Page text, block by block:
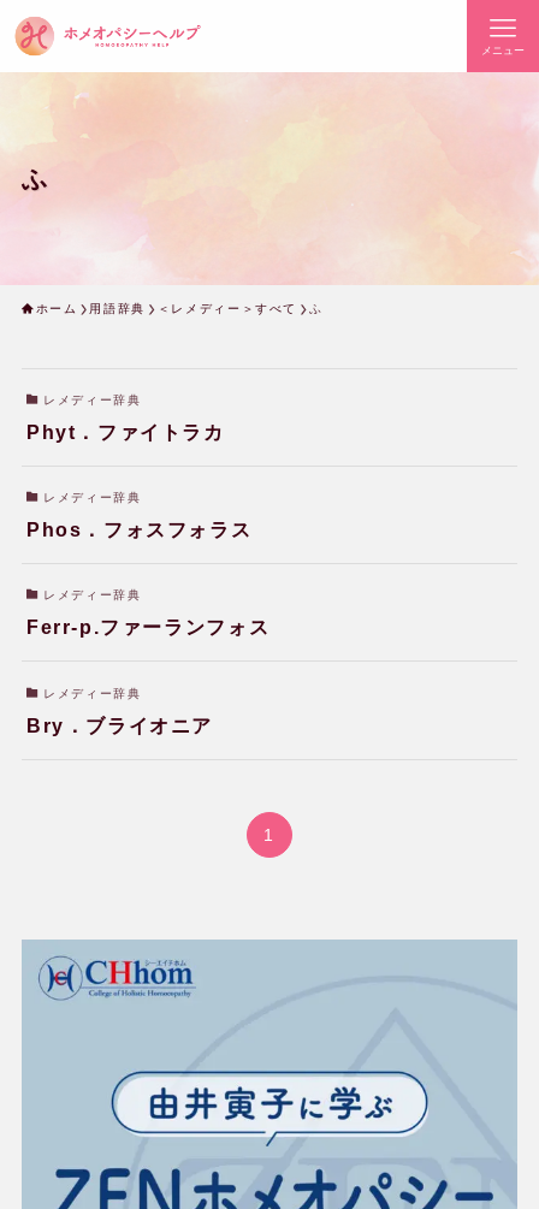
健康相談会の治癒・改善例
水のレメディー体験談
JPHMAコングレス発表症例
メニュー
ふ
ホーム 用語辞典 ＜レメディー＞すべて ふ
レメディー辞典
Phyt．ファイトラカ
レメディー辞典
Phos．フォスフォラス
レメディー辞典
Ferr-p.ファーランフォス
レメディー辞典
Bry．ブライオニア
1